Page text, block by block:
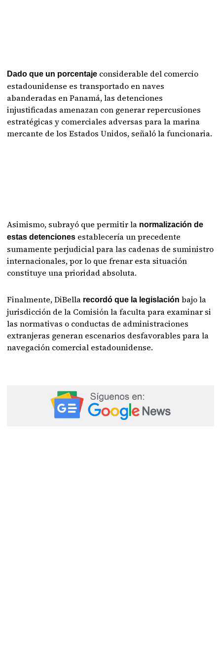
Dado que un porcentaje considerable del comercio
estadounidense es transportado en naves
abanderadas en Panamá, las detenciones
injustificadas amenazan con generar repercusiones
estratégicas y comerciales adversas para la marina
mercante de los Estados Unidos, señaló la funcionaria.
Asimismo, subrayó que permitir la normalización de
estas detenciones establecería un precedente
sumamente perjudicial para las cadenas de suministro
internacionales, por lo que frenar esta situación
constituye una prioridad absoluta.
Finalmente, DiBella recordó que la legislación bajo la
jurisdicción de la Comisión la faculta para examinar si
las normativas o conductas de administraciones
extranjeras generan escenarios desfavorables para la
navegación comercial estadounidense.